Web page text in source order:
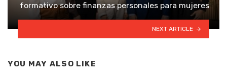
formativo sobre finanzas personales para mujeres
NEXT ARTICLE
YOU MAY ALSO LIKE